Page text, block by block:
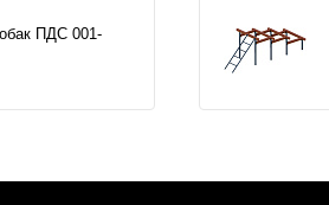
ПДС 001-